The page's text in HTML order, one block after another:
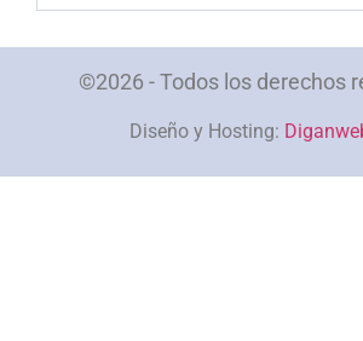
©2026 - Todos los derechos
Diseño y Hosting: